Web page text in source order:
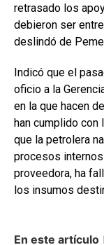
retrasado los
debieron ser
deslindó de
Indicó que el
oficio a la
en la que hacen
han cumplido con
que la petrolera
procesos
proveedora, ha
los insumos
En este artículo